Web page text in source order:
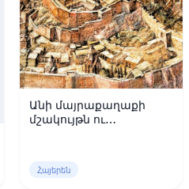
Անի մայրաքաղաքի
մշակույթն ու
Հայերեն